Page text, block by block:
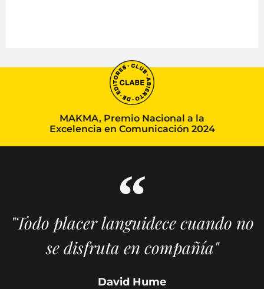
MAKMA, Premio Nacional a la
Excelencia en Comunicación 2024
"Todo placer languidece cuando no
se disfruta en compañía"
David Hume